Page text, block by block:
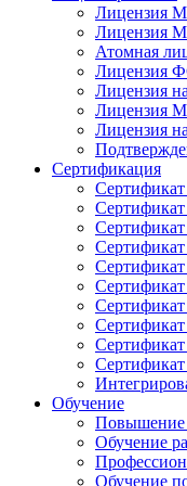
Лицензия
Лицензия
Атомная
Лицензия
Лицензия
Лицензия
Лицензия
Сертификация
Обучение
Повышение
Обучение
Обучение